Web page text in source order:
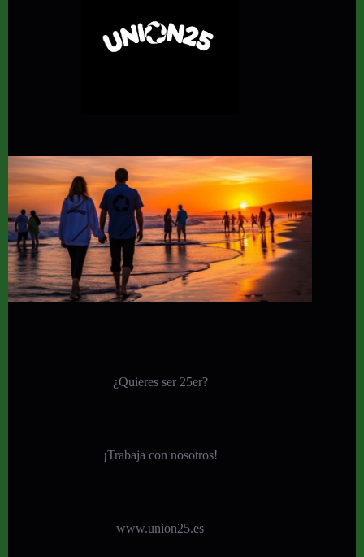
¿Quieres ser 25er?
¡Trabaja con nosotros!
www.union25.es